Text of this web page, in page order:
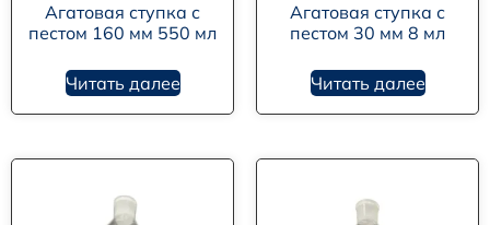
Агатовая ступка с
пестом 160 мм 550 мл
Читать далее
Агатовая ступка с
пестом 30 мм 8 мл
Читать далее